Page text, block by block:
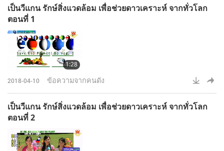
เป็นวีแกน รักษ์สิ่งแวดล้อม เพื่อช่วยดาวเคราะห์ จากทั่วโลก
ตอนที่ 1
1:28
2018-04-10 ข้อความจากคนดัง
เป็นวีแกน รักษ์สิ่งแวดล้อม เพื่อช่วยดาวเคราะห์ จากทั่วโลก
ตอนที่ 2